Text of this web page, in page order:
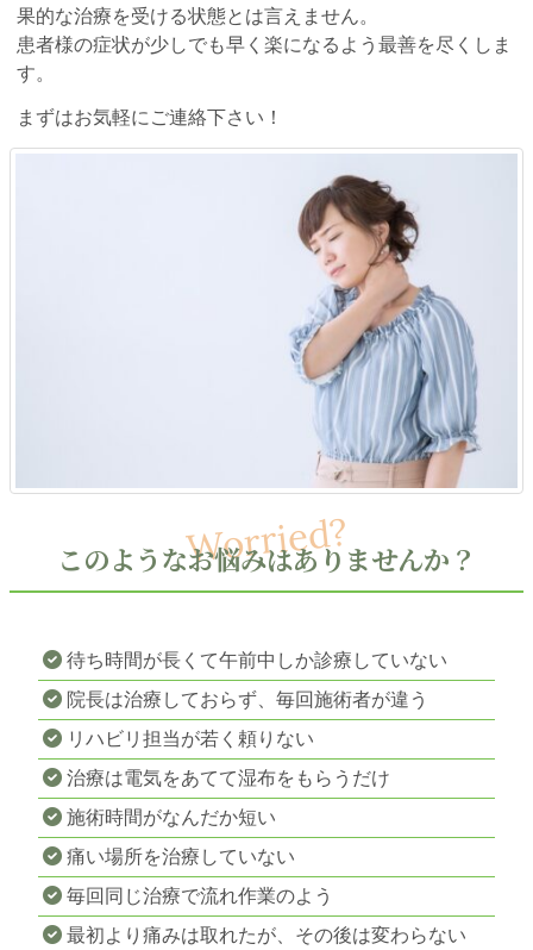
果的な治療を受ける状態とは言えません。
患者様の症状が少しでも早く楽になるよう最善を尽くしま
す。
まずはお気軽にご連絡下さい！
このようなお悩みはありませんか？
待ち時間が長くて午前中しか診療していない
院長は治療しておらず、毎回施術者が違う
リハビリ担当が若く頼りない
治療は電気をあてて湿布をもらうだけ
施術時間がなんだか短い
痛い場所を治療していない
毎回同じ治療で流れ作業のよう
最初より痛みは取れたが、その後は変わらない